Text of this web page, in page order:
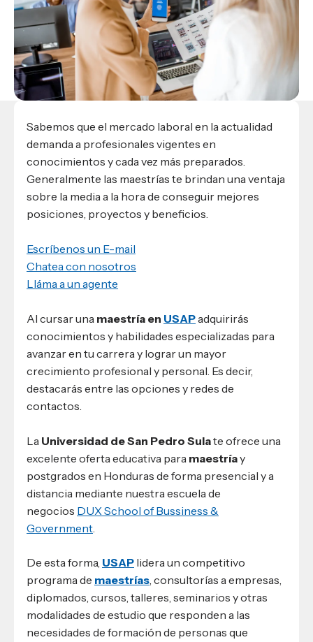
Escuela de Ciencias de la Comunicación
Escuela de Ciencias de la Salud
Escuela de Arquitectura
Ver toda la oferta académica
Escuela deNegocios
Conocé DUX
Datos de contacto
admisiones@usap.edu
+504 2561-8727
Ave. Circunvalación, San Pedro Sula,
Honduras, C.A.
EXCELENCIA USAP
Lifelong Learning University
Responsabilidad social y sostenibilidad
Empleabilidad
¿Que es USAP+?
RECURSOS
Guía de Servicios Académicos y Administrativos
Manual M365
Manual Moddle
Normas Académicas
Experiencias de alumnos
internacionales
Conocé experiencias
Evento
USAP integra RediEShn
Sabemos que el mercado laboral en la actualidad
demanda a profesionales vigentes en
conocimientos y cada vez más preparados.
Generalmente las maestrías te brindan una ventaja
sobre la media a la hora de conseguir mejores
posiciones, proyectos y beneficios.
Escríbenos un E-mail
Chatea con nosotros
Lláma a un agente
Al cursar una maestría en USAPadquirirás
conocimientos y habilidades especializadas para
avanzar en tu carrera y lograr un mayor
crecimiento profesional y personal. Es decir,
destacarás entre las opciones y redes de
contactos.
La Universidad de San Pedro Sulate ofrece una
excelente oferta educativa para maestríay
postgrados en Honduras de forma presencial y a
distancia mediante nuestra escuela de
negocios DUX School of Bussiness &
Government
De esta forma, USAP lidera un competitivo
programa de maestrías, consultorías a empresas,
diplomados, cursos, talleres, seminarios y otras
modalidades de estudio que responden a las
necesidades de formación de personas que